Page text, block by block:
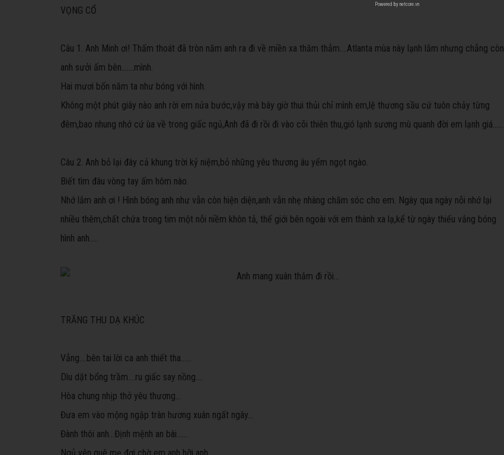
VỌNG CỔ
Câu 1. Anh Minh ơi! Thấm thoát đã tròn năm anh ra đi về miền xa thăm thẳm....Atlanta mùa này lạnh lắm nhưng chẳng còn
anh sưởi ấm bên.......mình.
Hai mươi bốn năm ta như bóng với hình.
Không một phút giây nào anh rời em nửa bước,vậy mà bây giờ thui thủi chỉ mình em,lệ thương sầu cứ tuôn chảy từng
đêm,bao nhung nhớ cứ ùa về trong giấc ngủ,Anh đã đi rồi đi vào cõi thiên thu,gió lạnh sương mù quanh đời em lạnh giá......
Câu 2. Anh bỏ lại đây cả khung trời kỷ niệm,bỏ những yêu thương âu yếm ngọt ngào.
Biết tìm đâu vòng tay ấm hôm nào.
Nhớ lắm anh ơi ! Hình bóng anh như vẫn còn hiện diện,anh vẫn nhẹ nhàng chăm sóc cho em. Ngày qua ngày nỗi nhớ lại
nhiều thêm,chất chứa trong tim một nỗi niềm khôn tả, thế giới bên ngoài với em thành xa lạ,kể từ ngày thiếu vắng bóng
hình anh.....
TRĂNG THU DẠ KHÚC
Vẳng....bên tai lời ca anh thiết tha......
Dìu dặt bổng trầm....ru giấc say nồng....
Hòa chung nhịp thở yêu thương...
Đưa em vào mộng ngập tràn hương xuân ngất ngây...
Đành thôi anh...Định mệnh an bài......
Powered by netcore.vn